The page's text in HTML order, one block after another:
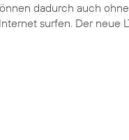
dadurch auch ohne
surfen. Der neue